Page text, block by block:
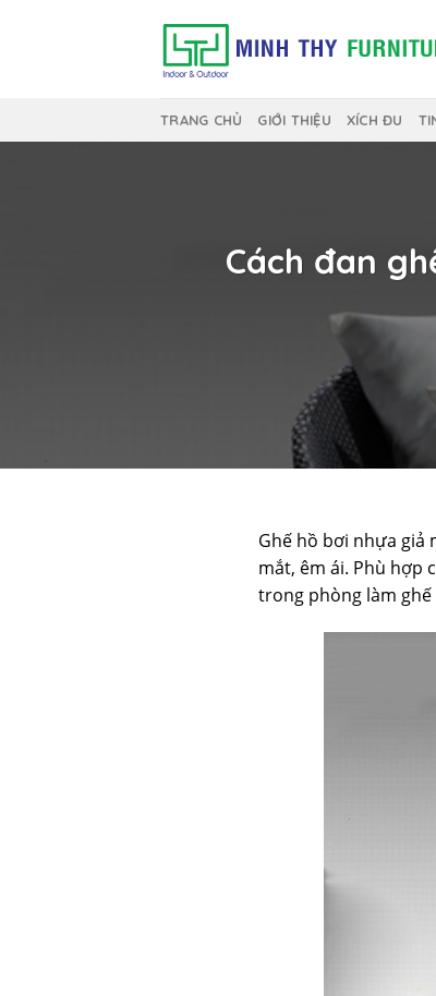
TRANG CHỦ GIỚI THIỆU XÍCH ĐU
Cách đan
Ghế hồ bơi nhựa giả
mắt, êm ái. Phù hợp
trong phòng làm ghế